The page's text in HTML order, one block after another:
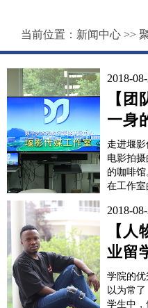
当前位置： 新闻中心 >>
2018-
【
一身
媒工
走进堰
电影拍
的咖啡
在工作
温馨的老
工作室
工作室
任老师
2018-
【
业留
学院的
以为常
学生中